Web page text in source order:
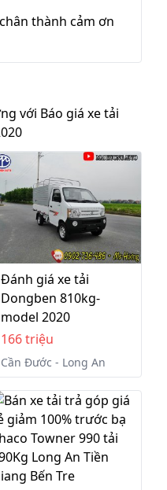
thành cảm ơn
với Báo giá xe tải
Đánh giá xe tải
Dongben 810kg-
model 2020
166 triệu
Cần Đước - Long An